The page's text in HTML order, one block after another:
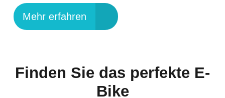
Mehr erfahren
Finden Sie das perfekte E-
Bike